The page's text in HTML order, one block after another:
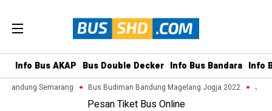
Info Bus AKAP Bus Double Decker Info Bus Bandara Info
Bandung Semarang Bus Budiman Bandung Magelang Jogja 2022
Pesan Tiket Bus Online